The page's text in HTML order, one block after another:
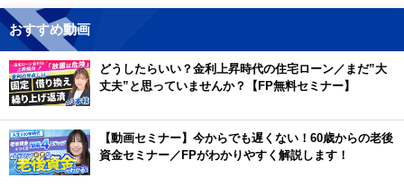
おすすめ動画
どうしたらいい？金利上昇時代の住宅ローン／まだ”大
丈夫”と思っていませんか？【FP無料セミナー】
【動画セミナー】今からでも遅くない！60歳からの老後
資金セミナー／FPがわかりやすく解説します！